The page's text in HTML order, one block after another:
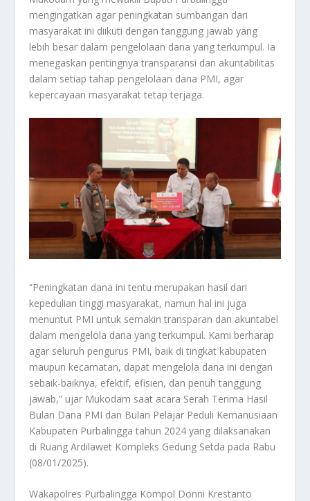
mengingatkan agar peningkatan sumbangan dari
masyarakat ini diikuti dengan tanggung jawab yang
lebih besar dalam pengelolaan dana yang terkumpul. Ia
menegaskan pentingnya transparansi dan akuntabilitas
dalam setiap tahap pengelolaan dana PMI, agar
kepercayaan masyarakat tetap terjaga.
“Peningkatan dana ini tentu merupakan hasil dari
kepedulian tinggi masyarakat, namun hal ini juga
menuntut PMI untuk semakin transparan dan akuntabel
dalam mengelola dana yang terkumpul. Kami berharap
agar seluruh pengurus PMI, baik di tingkat kabupaten
maupun kecamatan, dapat mengelola dana ini dengan
sebaik-baiknya, efektif, efisien, dan penuh tanggung
jawab,” ujar Mukodam saat acara Serah Terima Hasil
Bulan Dana PMI dan Bulan Pelajar Peduli Kemanusiaan
Kabupaten Purbalingga tahun 2024 yang dilaksanakan
di Ruang Ardilawet Kompleks Gedung Setda pada Rabu
(08/01/2025).
Wakapolres Purbalingga Kompol Donni Krestanto